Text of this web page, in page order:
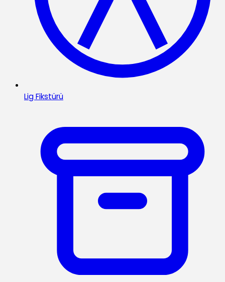
Lig Fikstürü